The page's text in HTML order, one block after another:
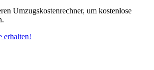
Umzugskostenrechner, um kostenlose
erhalten!